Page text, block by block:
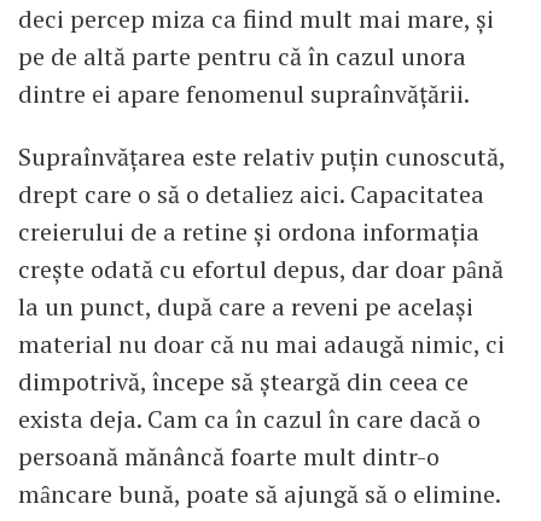
deci percep miza ca fiind mult mai mare, şi
pe de altă parte pentru că în cazul unora
dintre ei apare fenomenul supraînvăţării.
Supraînvăţarea este relativ puţin cunoscută,
drept care o să o detaliez aici. Capacitatea
creierului de a retine şi ordona informaţia
creşte odată cu efortul depus, dar doar pȃnă
la un punct, după care a reveni pe acelaşi
material nu doar că nu mai adaugă nimic, ci
dimpotrivă, începe să şteargă din ceea ce
exista deja. Cam ca în cazul în care dacă o
persoană mănâncă foarte mult dintr-o
mȃncare bună, poate să ajungă să o elimine.